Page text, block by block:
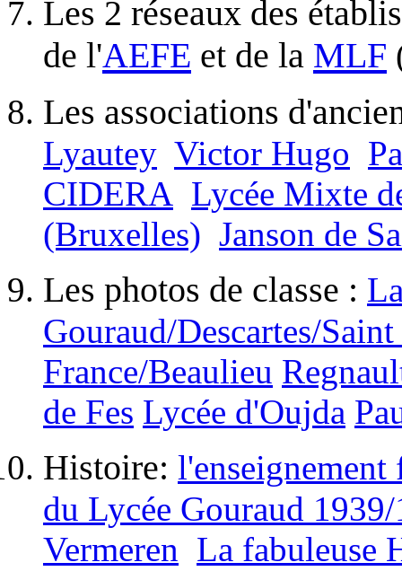
Les 2 réseaux des
de l'AEFE et de la MLF
Les associations
Lyautey Victor Hugo
CIDERA Lycée Mixte
(Bruxelles) Janson de
Les photos de classe :
Gouraud/Descartes/
France/Beaulieu
de Fes Lycée d'Oujda
Histoire: l'enseignement
du Lycée Gouraud
Vermeren La fabuleuse